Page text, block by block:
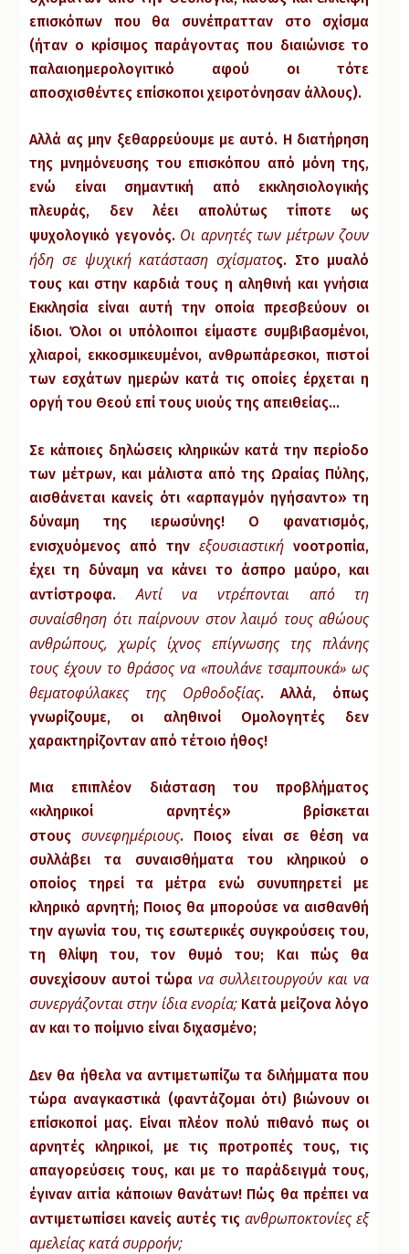
επισκόπων που θα συνέπρατταν στο σχίσμα
(ήταν ο κρίσιμος παράγοντας που διαιώνισε το
παλαιοημερολογιτικό αφού οι τότε
αποσχισθέντες επίσκοποι χειροτόνησαν άλλους).
Αλλά ας μην ξεθαρρεύουμε με αυτό. Η διατήρηση
της μνημόνευσης του επισκόπου από μόνη της,
ενώ είναι σημαντική από εκκλησιολογικής
πλευράς, δεν λέει απολύτως τίποτε ως
ψυχολογικό γεγονός. Οι αρνητές των μέτρων ζουν
ήδη σε ψυχική κατάσταση σχίσματος. Στο μυαλό
τους και στην καρδιά τους η αληθινή και γνήσια
Εκκλησία είναι αυτή την οποία πρεσβεύουν οι
ίδιοι. Όλοι οι υπόλοιποι είμαστε συμβιβασμένοι,
χλιαροί, εκκοσμικευμένοι, ανθρωπάρεσκοι, πιστοί
των εσχάτων ημερών κατά τις οποίες έρχεται η
οργή του Θεού επί τους υιούς της απειθείας…
Σε κάποιες δηλώσεις κληρικών κατά την περίοδο
των μέτρων, και μάλιστα από της Ωραίας Πύλης,
αισθάνεται κανείς ότι «αρπαγμόν ηγήσαντο» τη
δύναμη της ιερωσύνης! Ο φανατισμός,
ενισχυόμενος από τηνεξουσιαστική νοοτροπία,
έχει τη δύναμη να κάνει το άσπρο μαύρο, και
αντίστροφα.Αντί να ντρέπονται από τη
συναίσθηση ότι παίρνουν στον λαιμό τους αθώους
ανθρώπους, χωρίς ίχνος επίγνωσης της πλάνης
τους έχουν το θράσος να «πουλάνε τσαμπουκά» ως
θεματοφύλακες της Ορθοδοξίας. Αλλά, όπως
γνωρίζουμε, οι αληθινοί Ομολογητές δεν
χαρακτηρίζονταν από τέτοιο ήθος!
Μια επιπλέον διάσταση του προβλήματος
«κληρικοί αρνητές» βρίσκεται
στουςσυνεφημέριους. Ποιος είναι σε θέση να
συλλάβει τα συναισθήματα του κληρικού ο
οποίος τηρεί τα μέτρα ενώ συνυπηρετεί με
κληρικό αρνητή; Ποιος θα μπορούσε να αισθανθή
την αγωνία του, τις εσωτερικές συγκρούσεις του,
τη θλίψη του, τον θυμό του; Και πώς θα
συνεχίσουν αυτοί τώρανα συλλειτουργούν και να
συνεργάζονται στην ίδια ενορία;Κατά μείζονα λόγο
αν και το ποίμνιο είναι διχασμένο;
Δεν θα ήθελα να αντιμετωπίζω τα διλήμματα που
τώρα αναγκαστικά (φαντάζομαι ότι) βιώνουν οι
επίσκοποί μας. Είναι πλέον πολύ πιθανό πως οι
αρνητές κληρικοί, με τις προτροπές τους, τις
απαγορεύσεις τους, και με το παράδειγμά τους,
έγιναν αιτία κάποιων θανάτων! Πώς θα πρέπει να
αντιμετωπίσει κανείς αυτές τιςανθρωποκτονίες εξ
αμελείας κατά συρροήν;